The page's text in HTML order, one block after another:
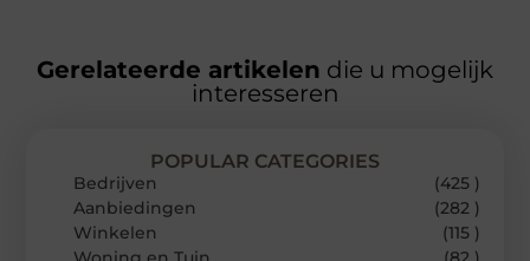
Gerelateerde artikelen die u mogelijk
interesseren
POPULAR CATEGORIES
Bedrijven
(425 )
Aanbiedingen
(282 )
Winkelen
(115 )